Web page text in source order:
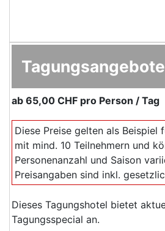
Tagungsangebote
ab 65,00 CHF pro Person / Tag
Diese Preise gelten als Beispiel
mit mind. 10 Teilnehmern und
Personenanzahl und Saison
Preisangaben sind inkl.
Dieses Tagungshotel bietet
Tagungsspecial an.